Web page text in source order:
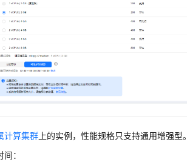
计算集群 上的实例，性能规格只支持通用增强型。
：